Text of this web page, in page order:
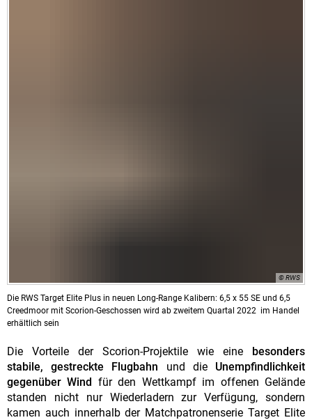
© RWS
Die RWS Target Elite Plus in neuen Long-Range Kalibern: 6,5 x 55 SE und 6,5
Creedmoor mit Scorion-Geschossen wird ab zweitem Quartal 2022 im Handel
erhältlich sein
Die Vorteile der Scorion-Projektile wie eine besonders
stabile, gestreckte Flugbahn und die Unempfindlichkeit
gegenüber Wind für den Wettkampf im offenen Gelände
standen nicht nur Wiederladern zur Verfügung, sondern
kamen auch innerhalb der Matchpatronenserie Target Elite